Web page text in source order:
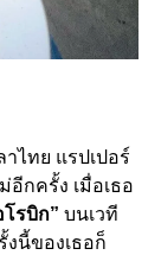
าไทย แรปเปอร์
อีกครั้ง เมื่อเธอ
รบิก” บนเวที
นี้ของเธอก็